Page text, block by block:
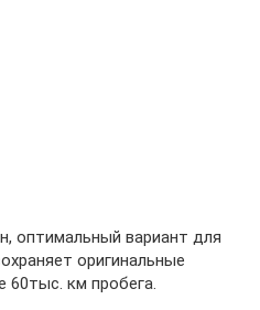
оптимальный вариант для
оригинальные
60тыс. км пробега.